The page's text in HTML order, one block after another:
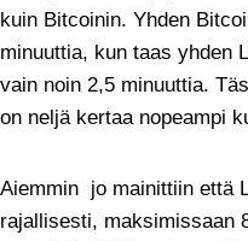
kuin Bitcoinin. Yhden
minuuttia, kun taas yhden
vain noin 2,5 minuuttia.
on neljä kertaa nopeampi
Aiemmin jo mainittiin että
rajallisesti, maksimissaan